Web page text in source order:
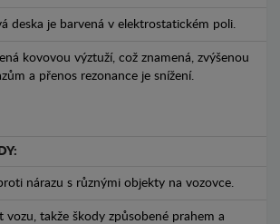
deska je barvená v elektrostatickém poli.
kovovou výztuží, což znamená, zvýšenou
a přenos rezonance je snížení.
nárazu s různými objekty na vozovce.
vozu, takže škody způsobené prahem a